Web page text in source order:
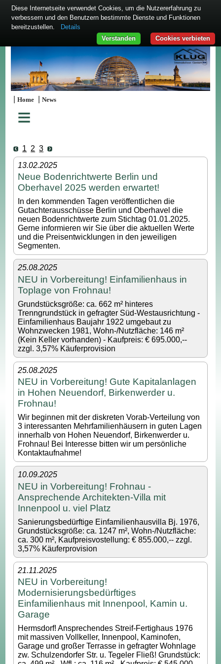
|Home |News
≡
1 2 3
13.02.2025
Neue Bodenrichtwerte Berlin und
Oberhavel 2025 werden erwartet!
In den kommenden Tagen veröffentlichen die
Gutachterausschüsse Berlin und Oberhavel die
neuen Bodenrichtwerte zum Stichtag 01.01.2025.
Gerne informieren wir Sie über die aktuellen Werte
und die Preisentwicklungen in den jeweiligen
Segmenten.
25.08.2025
NEU in Vorbereitung! Einfamilienhaus in
Toplage von Frohnau!
Grundstücksgröße: ca. 662 m² hinteres
Trenngrundstück in gefragter Süd-Westausrichtung -
Einfamilienhaus Baujahr 1922 umgebaut zu
Wohnzwecken 1981, Wohn-/Nutzfläche: 146 m²
(Kein Keller vorhanden) - Kaufpreis: € 695.000,--
zzgl. 3,57% Käuferprovision
25.08.2025
NEU in Vorbereitung! Gute Kapitalanlagen
in Hohen Neuendorf, Birkenwerder u.
Frohnau!
Wir beginnen mit der diskreten Vorab-Verteilung von
3 interessanten Mehrfamilienhäusern in guten Lagen
innerhalb von Hohen Neuendorf, Birkenwerder u.
Frohnau! Bei Interesse bitten wir um persönliche
Kontaktaufnahme!
10.09.2025
NEU in Vorbereitung! Frohnau -
Ansprechende Architekten-Villa mit
Innenpool u. viel Platz
Sanierungsbedürftige Einfamilienhausvilla Bj. 1976,
Grundstücksgröße: ca. 1247 m², Wohn-/Nutzfläche:
ca. 300 m², Kaufpreisvostellung: € 855.000,-- zzgl.
3,57% Käuferprovision
21.11.2025
NEU in Vorbereitung!
Modernisierungsbedürftiges
Einfamilienhaus mit Innenpool, Kamin u.
Garage
Hermsdorf! Ansprechendes Streif-Fertighaus 1976
mit massiven Vollkeller, Innenpool, Kaminofen,
Garage und großer Terrasse in gefragter Wohnlage
zw. Schulzendorfer Str. u. Tegeler Fließ! Grundstück:
Diese Internetseite verwendet Cookies, um die Nutzererfahrung zu
verbessern und den Benutzern bestimmte Dienste und Funktionen
bereitzustellen.
Details
Cookies verbieten
Verstanden